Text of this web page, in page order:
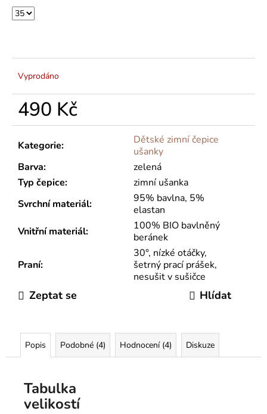
Vyprodáno
490 Kč
Měrná
Kategorie:
Dětské zimní čepice
ušanky
Barva:
zelená
Typ čepice:
zimní ušanka
Svrchní materiál:
95% bavlna, 5%
elastan
Vnitřní materiál:
100% BIO bavlněný
beránek
Praní:
30°, nízké otáčky,
šetrný prací prášek,
nesušit v sušičce
Zeptat se Hlídat
Popis Podobné (4) Hodnocení (4) Diskuze
Tabulka
velikostí